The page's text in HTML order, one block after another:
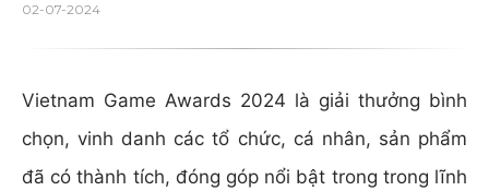
02-07-2024
Vietnam Game Awards 2024 là giải thưởng bình
chọn, vinh danh các tổ chức, cá nhân, sản phẩm
đã có thành tích, đóng góp nổi bật trong trong lĩnh